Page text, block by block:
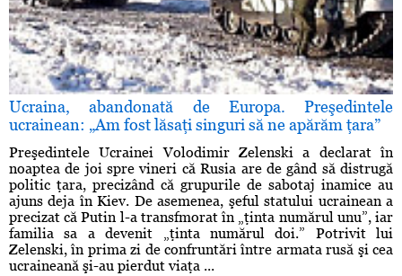
Ucraina, abandonată de Europa. Preşedintele
ucrainean: „Am fost lăsaţi singuri să ne apărăm ţara”
Preşedintele Ucrainei Volodimir Zelenski a declarat în
noaptea de joi spre vineri că Rusia are de gând să distrugă
politic ţara, precizând că grupurile de sabotaj inamice au
ajuns deja în Kiev. De asemenea, şeful statului ucrainean a
precizat că Putin l-a transfmorat în „ţinta numărul unu”, iar
familia sa a devenit „ţinta numărul doi.” Potrivit lui
Zelenski, în prima zi de confruntări între armata rusă şi cea
ucraineană şi-au pierdut viaţa ...